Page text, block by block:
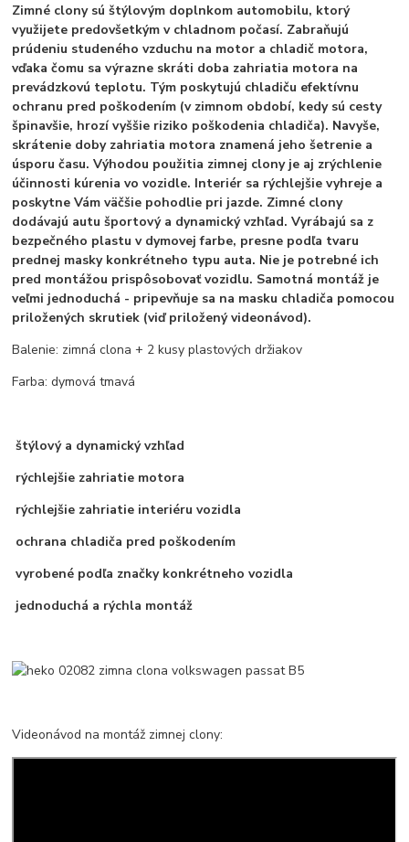
Zimné clony sú štýlovým doplnkom automobilu, ktorý
využijete predovšetkým v chladnom počasí. Zabraňujú
prúdeniu studeného vzduchu na motor a chladič motora,
vďaka čomu sa výrazne skráti doba zahriatia motora na
prevádzkovú teplotu. Tým poskytujú chladiču efektívnu
ochranu pred poškodením (v zimnom období, kedy sú cesty
špinavšie, hrozí vyššie riziko poškodenia chladiča). Navyše,
skrátenie doby zahriatia motora znamená jeho šetrenie a
úsporu času. Výhodou použitia zimnej clony je aj zrýchlenie
účinnosti kúrenia vo vozidle. Interiér sa rýchlejšie vyhreje a
poskytne Vám väčšie pohodlie pri jazde. Zimné clony
dodávajú autu športový a dynamický vzhľad. Vyrábajú sa z
bezpečného plastu v dymovej farbe, presne podľa tvaru
prednej masky konkrétneho typu auta. Nie je potrebné ich
pred montážou prispôsobovať vozidlu. Samotná montáž je
veľmi jednoduchá - pripevňuje sa na masku chladiča pomocou
priložených skrutiek (viď priložený videonávod).
Balenie: zimná clona + 2 kusy plastových držiakov
Farba: dymová tmavá
štýlový a dynamický vzhľad
rýchlejšie zahriatie motora
rýchlejšie zahriatie interiéru vozidla
ochrana chladiča pred poškodením
vyrobené podľa značky konkrétneho vozidla
jednoduchá a rýchla montáž
Videonávod na montáž zimnej clony: